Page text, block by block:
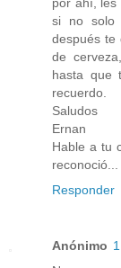
si no solo
después te
de
hasta que
recuerdo.
Saludos
Ernan
Hable a tu
reconoció...
Responder
Anónimo